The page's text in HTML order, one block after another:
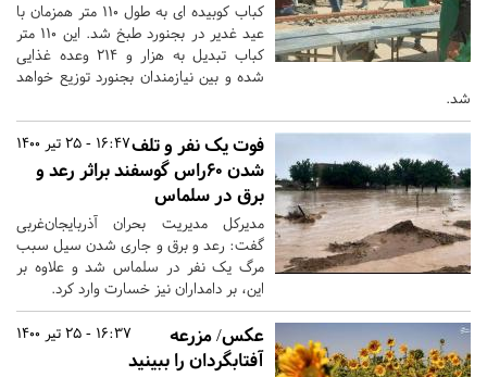
کباب کوبیده ای به طول ۱۱۰ متر همزمان با
عید غدیر در بجنورد طبخ شد. این ۱۱۰ متر
کباب تبدیل به هزار و ۲۱۴ وعده غذایی
شده و بین نیازمندان بجنورد توزیع خواهد
شد.
16:47 - 25 تیر 1400فوت یک نفر و تلف
شدن ۶۰راس گوسفند براثر رعد و
برق در سلماس
مدیرکل مدیریت بحران آذربایجان‌غربی
گفت: رعد و برق و جاری شدن سیل سبب
مرگ یک نفر در سلماس شد و علاوه بر
این، بر دامداران نیز خسارت وارد کرد.
16:37 - 25 تیر 1400
عکس/ مزرعه
آفتابگردان را ببینید